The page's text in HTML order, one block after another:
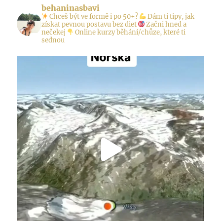
behaninasbavi
Chceš být ve formě i po 50+?
Dám ti tipy, jak
získat pevnou postavu bez diet
Začni hned a
nečekej
Online kurzy běhání/chůze, které ti
sednou